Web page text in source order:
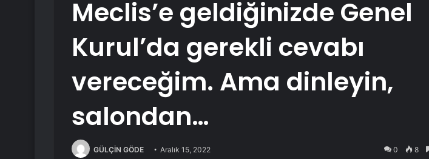
Meclis’e geldiğinizde Genel
Kurul’da gerekli cevabı
vereceğim. Ama dinleyin,
salondan…
GÜLÇİN GÖDE Aralık 15, 2022 0 8